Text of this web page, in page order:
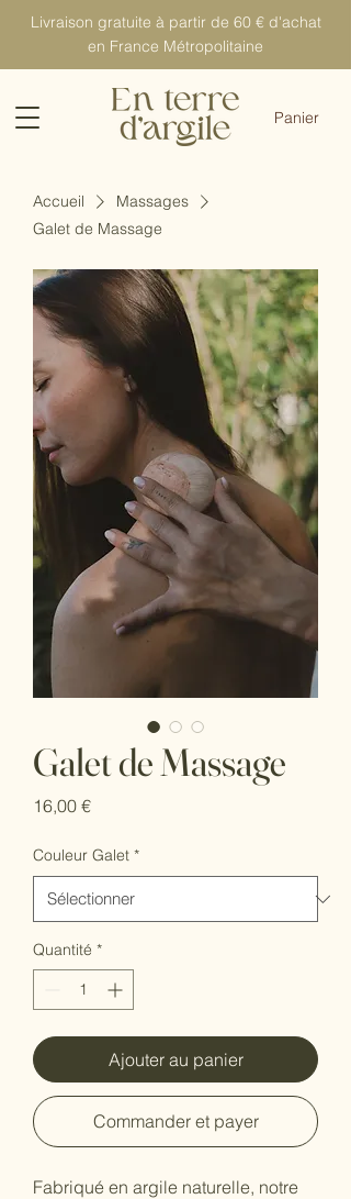
Livraison gratuite à partir de 60 € d'achat
en France Métropolitaine
Panier
Accueil
Massages
Galet de Massage
Galet de Massage
16,00 €Prix
Couleur Galet *
Quantité *
Ajouter au panier
Commander et payer
Fabriqué en argile naturelle, notre